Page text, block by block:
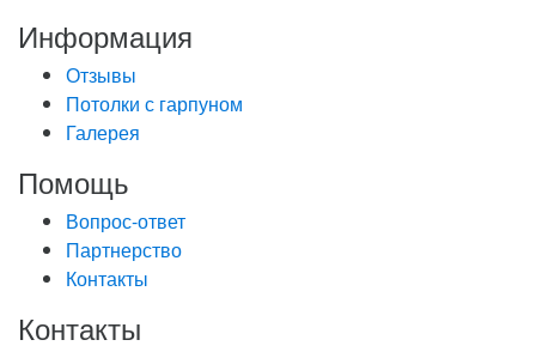
Информация
Отзывы
Потолки с гарпуном
Галерея
Помощь
Вопрос-ответ
Партнерство
Контакты
Контакты